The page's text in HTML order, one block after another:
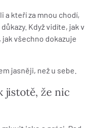
a kteří za mnou chodí,
Když vidíte, jak v
všechno dokazuje
jasněji, než u sebe.
jistotě, že nic